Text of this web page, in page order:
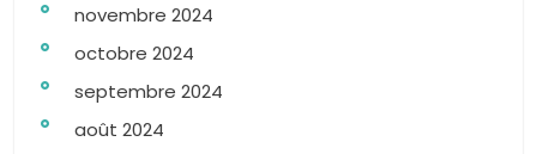
novembre 2024
octobre 2024
septembre 2024
août 2024